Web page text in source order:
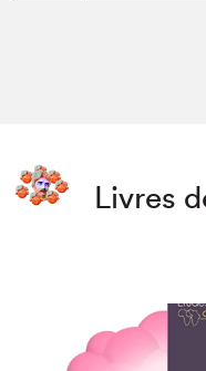
Livres